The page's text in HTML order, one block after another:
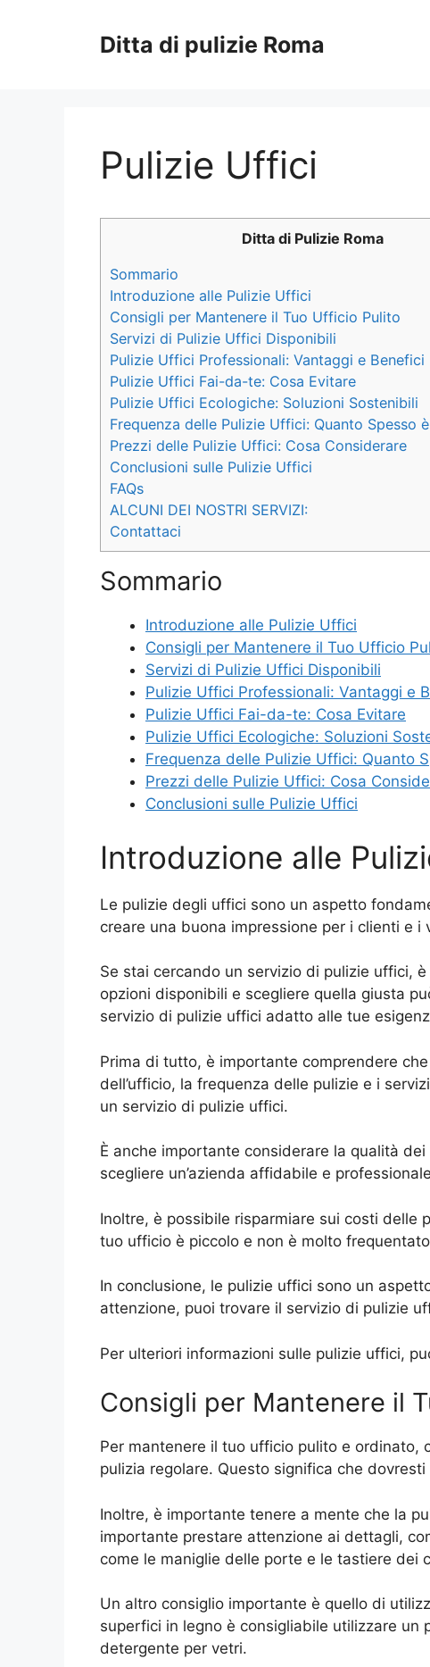
Ditta di pulizie Roma
Pulizie Uffici
Ditta di Pulizie Roma
Sommario
Introduzione alle Pulizie Uffici
Consigli per Mantenere il Tuo Ufficio Pulito
Servizi di Pulizie Uffici Disponibili
Pulizie Uffici Professionali: Vantaggi e Benefici
Pulizie Uffici Fai-da-te: Cosa Evitare
Pulizie Uffici Ecologiche: Soluzioni Sostenibili
Frequenza delle Pulizie Uffici: Quanto Spesso
Prezzi delle Pulizie Uffici: Cosa Considerare
Conclusioni sulle Pulizie Uffici
FAQs
ALCUNI DEI NOSTRI SERVIZI:
Contattaci
Sommario
Introduzione alle Pulizie Uffici
Consigli per Mantenere il Tuo Ufficio
Servizi di Pulizie Uffici Disponibili
Pulizie Uffici Professionali: Vantaggi e
Pulizie Uffici Fai-da-te: Cosa Evitare
Pulizie Uffici Ecologiche: Soluzioni
Frequenza delle Pulizie Uffici: Quanto
Prezzi delle Pulizie Uffici: Cosa
Conclusioni sulle Pulizie Uffici
Introduzione alle
Le pulizie degli uffici sono un aspetto
creare una buona impressione per i clienti e
Se stai cercando un servizio di pulizie uffici,
opzioni disponibili e scegliere quella giusta
servizio di pulizie uffici adatto alle tue
Prima di tutto, è importante comprendere
dell’ufficio, la frequenza delle pulizie e i
un servizio di pulizie uffici.
È anche importante considerare la qualità
scegliere un’azienda affidabile e
Inoltre, è possibile risparmiare sui costi delle
tuo ufficio è piccolo e non è molto
In conclusione, le pulizie uffici sono un
attenzione, puoi trovare il servizio di pulizie
Per ulteriori informazioni sulle pulizie uffici,
Consigli per Mantenere il
Per mantenere il tuo ufficio pulito e ordinato,
pulizia regolare. Questo significa che
Inoltre, è importante tenere a mente che la
importante prestare attenzione ai dettagli,
come le maniglie delle porte e le tastiere dei
Un altro consiglio importante è quello di
superfici in legno è consigliabile utilizzare
detergente per vetri.